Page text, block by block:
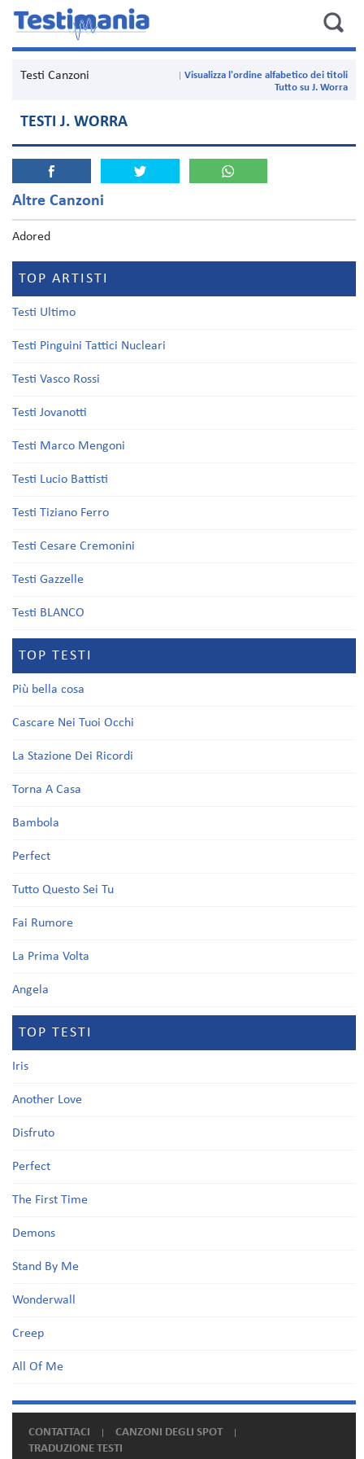
Testi Canzoni
Visualizza l'ordine alfabetico dei titoli
Tutto su J. Worra
TESTI J. WORRA
Altre Canzoni
Adored
TOP ARTISTI
Testi Ultimo
Testi Pinguini Tattici Nucleari
Testi Vasco Rossi
Testi Jovanotti
Testi Marco Mengoni
Testi Lucio Battisti
Testi Tiziano Ferro
Testi Cesare Cremonini
Testi Gazzelle
Testi BLANCO
TOP TESTI
Più bella cosa
Cascare Nei Tuoi Occhi
La Stazione Dei Ricordi
Torna A Casa
Bambola
Perfect
Tutto Questo Sei Tu
Fai Rumore
La Prima Volta
Angela
TOP TESTI
Iris
Another Love
Disfruto
Perfect
The First Time
Demons
Stand By Me
Wonderwall
Creep
All Of Me
CONTATTACI
CANZONI DEGLI SPOT
TRADUZIONE TESTI